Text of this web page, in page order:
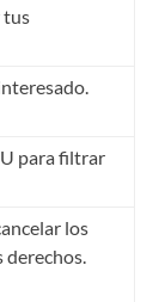
tus
para filtrar
los